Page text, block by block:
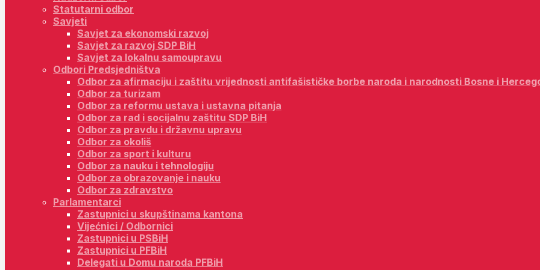
Statutarni odbor
Savjeti
Savjet za ekonomski razvoj
Savjet za razvoj SDP BiH
Savjet za lokalnu samoupravu
Odbori Predsjedništva
Odbor za afirmaciju i zaštitu vrijednosti antifašističke borbe naroda i narodnosti Bosne i
Odbor za turizam
Odbor za reformu ustava i ustavna pitanja
Odbor za rad i socijalnu zaštitu SDP BiH
Odbor za pravdu i državnu upravu
Odbor za okoliš
Odbor za sport i kulturu
Odbor za nauku i tehnologiju
Odbor za obrazovanje i nauku
Odbor za zdravstvo
Parlamentarci
Zastupnici u skupštinama kantona
Vijećnici / Odbornici
Zastupnici u PSBiH
Zastupnici u PFBiH
Delegati u Domu naroda PFBiH